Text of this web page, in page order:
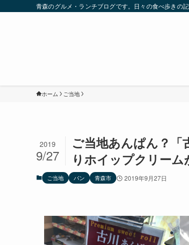
青森のグルメ・ランチブログです。日々の食べ歩きの記
ホーム ご当地
ご当地あんぱん？
りホイップクリーム
2019
9/27
ご当地 パン 青森市 2019年9月27日